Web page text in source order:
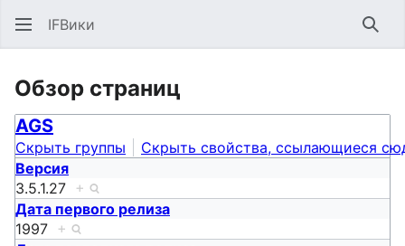
IFВики
Обзор страниц
AGS
Скрыть группы
Скрыть свойства, ссылающиеся
Версия
3.5.1.27 +
Дата первого релиза
1997 +